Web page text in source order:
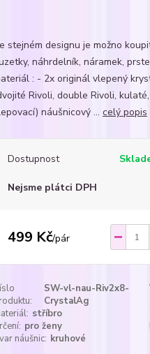
stejném designu je možno
náhrdelník, náramek,
: - 2x originál vlepený
Rivoli, double Rivoli,
náušnicový ... celý popis
Dostupnost
Nejsme plátci DPH
499 Kč/pár
SW-vl-nau-Riv2x8-
CrystalAg
stříbro
pro ženy
náušnic: kruhové